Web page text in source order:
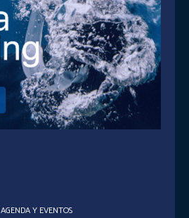
AGENDA Y EVENTOS